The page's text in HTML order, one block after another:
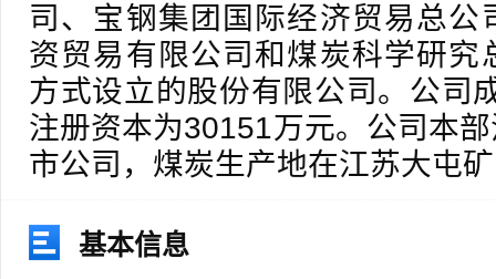
司、宝钢集团国际经济贸易总公
资贸易有限公司和煤炭科学研究
方式设立的股份有限公司。公司
注册资本为30151万元。公司本
市公司，煤炭生产地在江苏大屯
基本信息